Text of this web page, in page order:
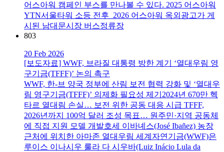
어스아워 캠페인 부스를 만나볼 수 있다. 2025 어스아워
YTN서울타워 소등 전후 2026 어스아워 옥외광고가 게
시된 남대문시장 버스정류장
803
20 Feb 2026
[보도자료] WWF, 브라질 대통령 방한 계기 ‘열대우림 영
구기금(TFFF)’ 논의 촉구
WWF, 한-브 양국 정부에 산림 보전 협력 강화 및 ‘열대우
림 영구기금(TFFF)’ 의제화 필요성 제기2024년 670만 헥
타르 열대림 손실… 보전 위한 공동 대응 시급 TFFF,
2026년까지 100억 달러 조성 목표… 원주민·지역 공동체
에 직접 지원 모델 개발호세 이바녜스(José Ibañez) 농장
근처에 위치한 아마존 열대우림 세계자연기금(WWF)은
루이스 이나시우 룰라 다 시우바(Luiz Inácio Lula da